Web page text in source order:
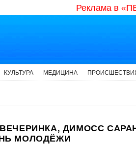
Реклама в
КУЛЬТУРА МЕДИЦИНА
ДИМОСС
МОЛОДЁЖИ